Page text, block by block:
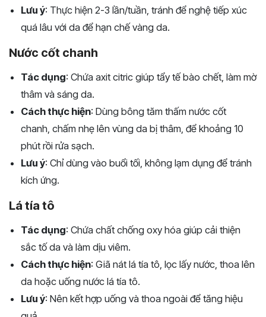
Lưu ý: Thực hiện 2-3 lần/tuần, tránh để nghệ tiếp xúc
quá lâu với da để hạn chế vàng da.
Nước cốt chanh
Tác dụng: Chứa axit citric giúp tẩy tế bào chết, làm mờ
thâm và sáng da.
Cách thực hiện: Dùng bông tăm thấm nước cốt
chanh, chấm nhẹ lên vùng da bị thâm, để khoảng 10
phút rồi rửa sạch.
Lưu ý: Chỉ dùng vào buổi tối, không lạm dụng để tránh
kích ứng.
Lá tía tô
Tác dụng: Chứa chất chống oxy hóa giúp cải thiện
sắc tố da và làm dịu viêm.
Cách thực hiện: Giã nát lá tía tô, lọc lấy nước, thoa lên
da hoặc uống nước lá tía tô.
Lưu ý: Nên kết hợp uống và thoa ngoài để tăng hiệu